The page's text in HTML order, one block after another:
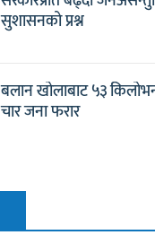
सुशासनको प्रश्न
बलान खोलाबाट ५३
चार जना फरार